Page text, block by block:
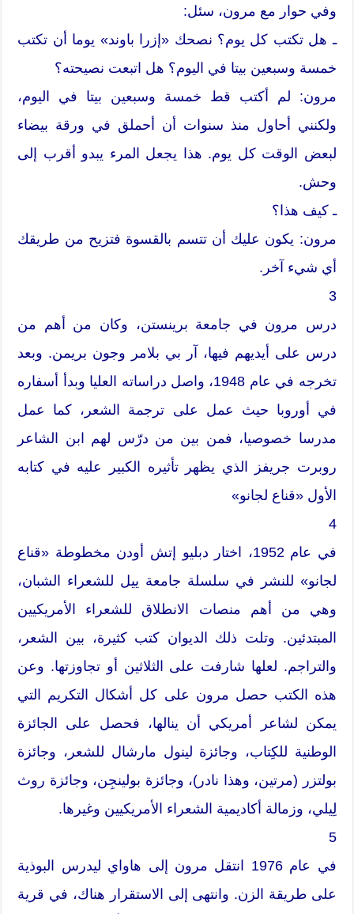
وفي حوار مع مرون، سئل:
ـ هل تكتب كل يوم؟ نصحك «إزرا باوند» يوما أن تكتب
خمسة وسبعين بيتا في اليوم؟ هل اتبعت نصيحته؟
مرون: لم أكتب قط خمسة وسبعين بيتا في اليوم،
ولكنني أحاول منذ سنوات أن أحملق في ورقة بيضاء
لبعض الوقت كل يوم. هذا يجعل المرء يبدو أقرب إلى
وحش.
ـ كيف هذا؟
مرون: يكون عليك أن تتسم بالقسوة فتزيح من طريقك
أي شيء آخر.
3
درس مرون في جامعة برينستن، وكان من أهم من
درس على أيديهم فيها، آر بي بلامر وجون بريمن. وبعد
تخرجه في عام 1948، واصل دراساته العليا وبدأ أسفاره
في أوروبا حيث عمل على ترجمة الشعر، كما عمل
مدرسا خصوصيا، فمن بين من درّس لهم ابن الشاعر
روبرت جريفز الذي يظهر تأثيره الكبير عليه في كتابه
الأول «قناع لجانو»
4
في عام 1952، اختار دبليو إتش أودن مخطوطة «قناع
لجانو» للنشر في سلسلة جامعة ييل للشعراء الشبان،
وهي من أهم منصات الانطلاق للشعراء الأمريكيين
المبتدئين. وتلت ذلك الديوان كتب كثيرة، بين الشعر،
والتراجم. لعلها شارفت على الثلاثين أو تجاوزتها. وعن
هذه الكتب حصل مرون على كل أشكال التكريم التي
يمكن لشاعر أمريكي أن ينالها، فحصل على الجائزة
الوطنية للكِتاب، وجائزة لينول مارشال للشعر، وجائزة
بولتزر (مرتين، وهذا نادر)، وجائزة بولينجِن، وجائزة روث
لِيلي، وزمالة أكاديمية الشعراء الأمريكيين وغيرها.
5
في عام 1976 انتقل مرون إلى هاواي ليدرس البوذية
على طريقة الزن. وانتهى إلى الاستقرار هناك، في قرية